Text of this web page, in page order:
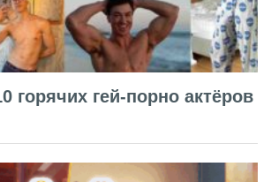
горячих гей-порно актёров